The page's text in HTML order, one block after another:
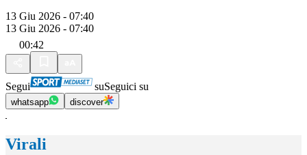
13 Giu 2026 - 07:40
13 Giu 2026 - 07:40
00:42
Segui suSeguici su
whatsapp discover
Virali